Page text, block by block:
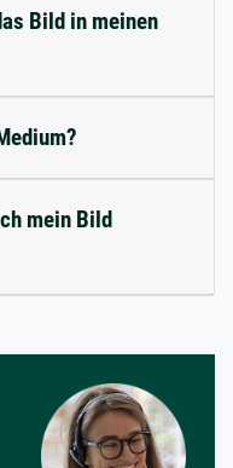
Bild in meinen
mein Bild